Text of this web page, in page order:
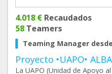
4.018 € Recaudados
58 Teamers
Teaming Manager
Proyecto •UAPO•
La UAPO (Unidad de Apoyo